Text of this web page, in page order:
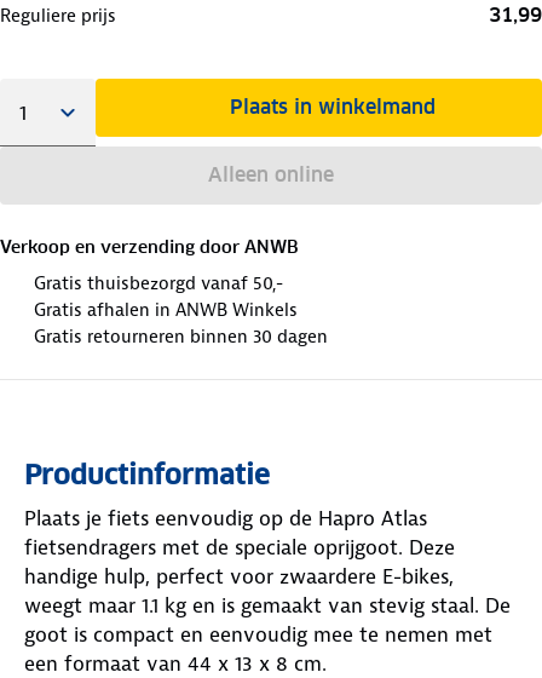
Reguliere prijs 31,99
Plaats in winkelmand
Alleen online
Verkoop en verzending door ANWB
Gratis thuisbezorgd vanaf 50,-
Gratis afhalen in ANWB Winkels
Gratis retourneren binnen 30 dagen
Productinformatie
Plaats je fiets eenvoudig op de Hapro Atlas
fietsendragers met de speciale oprijgoot. Deze
handige hulp, perfect voor zwaardere E-bikes,
weegt maar 1.1 kg en is gemaakt van stevig staal. De
goot is compact en eenvoudig mee te nemen met
een formaat van 44 x 13 x 8 cm.